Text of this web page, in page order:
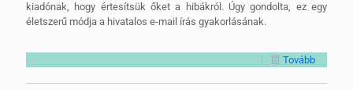
kiadónak, hogy értesítsük őket a hibákról. Úgy gondolta, ez egy
életszerű módja a hivatalos e-mail írás gyakorlásának.
Tovább